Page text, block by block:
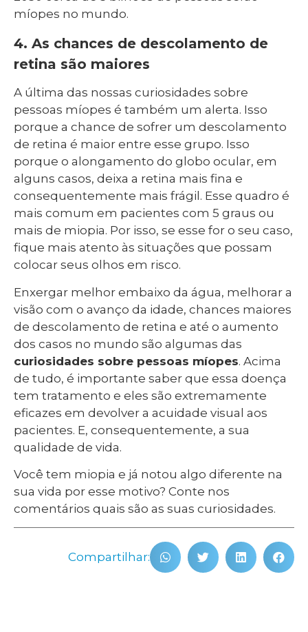
míopes no mundo.
4. As chances de descolamento de
retina são maiores
A última das nossas curiosidades sobre
pessoas míopes é também um alerta. Isso
porque a chance de sofrer um descolamento
de retina é maior entre esse grupo. Isso
porque o alongamento do globo ocular, em
alguns casos, deixa a retina mais fina e
consequentemente mais frágil. Esse quadro é
mais comum em pacientes com 5 graus ou
mais de miopia. Por isso, se esse for o seu caso,
fique mais atento às situações que possam
colocar seus olhos em risco.
Enxergar melhor embaixo da água, melhorar a
visão com o avanço da idade, chances maiores
de descolamento de retina e até o aumento
dos casos no mundo são algumas das
curiosidades sobre pessoas míopes. Acima
de tudo, é importante saber que essa doença
tem tratamento e eles são extremamente
eficazes em devolver a acuidade visual aos
pacientes. E, consequentemente, a sua
qualidade de vida.
Você tem miopia e já notou algo diferente na
sua vida por esse motivo? Conte nos
comentários quais são as suas curiosidades.
Compartilhar: